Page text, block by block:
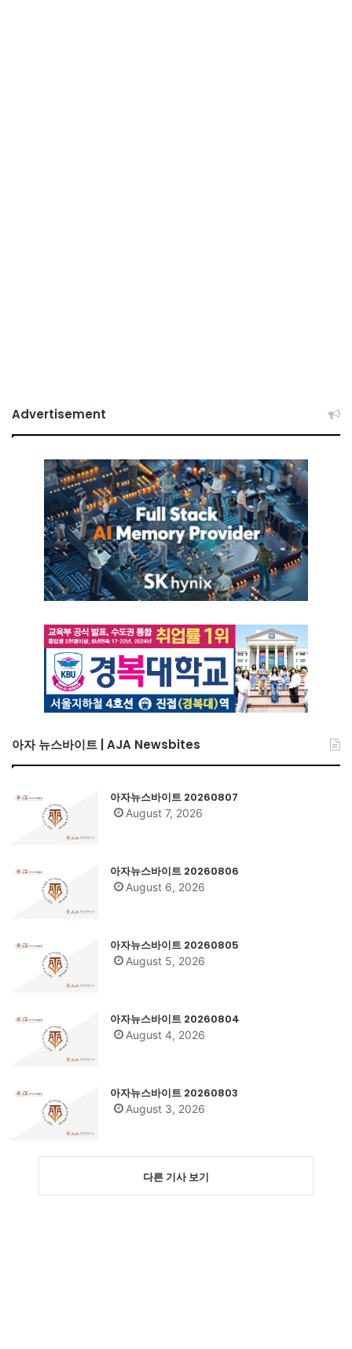
Advertisement
아자 뉴스바이트 | AJA Newsbites
아자뉴스바이트 20260807
August 7, 2026
아자뉴스바이트 20260806
August 6, 2026
아자뉴스바이트 20260805
August 5, 2026
아자뉴스바이트 20260804
August 4, 2026
아자뉴스바이트 20260803
August 3, 2026
다른 기사 보기